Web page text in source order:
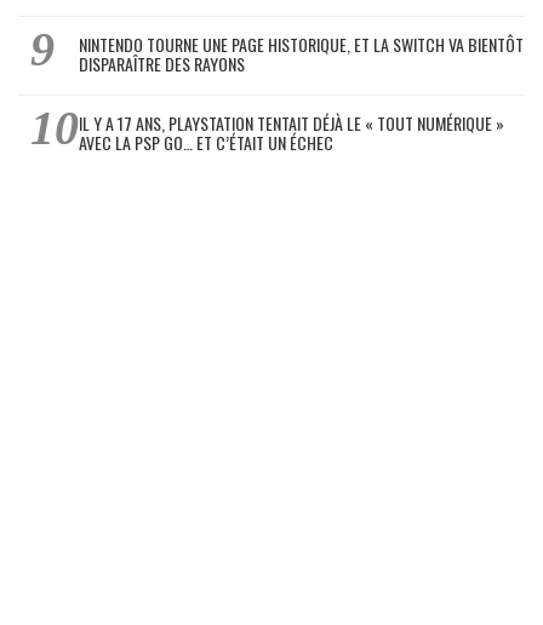
NINTENDO TOURNE UNE PAGE HISTORIQUE, ET LA SWITCH VA BIENTÔT
DISPARAÎTRE DES RAYONS
IL Y A 17 ANS, PLAYSTATION TENTAIT DÉJÀ LE « TOUT NUMÉRIQUE »
AVEC LA PSP GO… ET C’ÉTAIT UN ÉCHEC